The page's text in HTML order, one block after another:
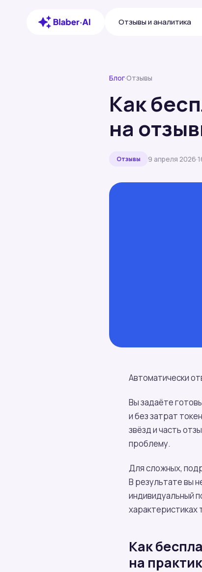
Отзывы и аналитика
Блог·Отзывы
Как
на
Отзывы 9 апреля 2026·
Автоматически
Вы задаёте
и без затрат
звёзд и часть
проблему.
Для сложных,
В результате вы
индивидуальный
характеристиках
Как
на